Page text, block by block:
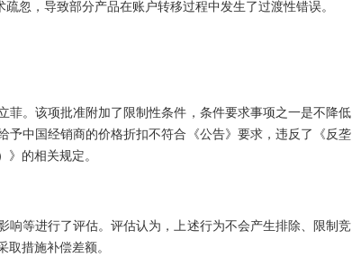
疏忽，导致部分产品在账户转移过程中发生了过渡性错误。
菲。该项批准附加了限制性条件，条件要求事项之一是不降低
予中国经销商的价格折扣不符合《公告》要求，违反了《反垄
的相关规定。
等进行了评估。评估认为，上述行为不会产生排除、限制竞
措施补偿差额。